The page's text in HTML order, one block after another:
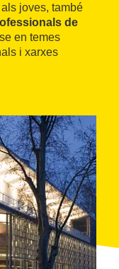
joves, també
de
en temes
i xarxes